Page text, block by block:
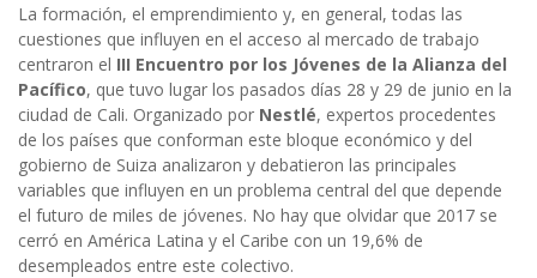
La formación, el emprendimiento y, en general, todas las
cuestiones que influyen en el acceso al mercado de trabajo
centraron el III Encuentro por los Jóvenes de la Alianza del
Pacífico, que tuvo lugar los pasados días 28 y 29 de junio en la
ciudad de Cali. Organizado por Nestlé, expertos procedentes
de los países que conforman este bloque económico y del
gobierno de Suiza analizaron y debatieron las principales
variables que influyen en un problema central del que depende
el futuro de miles de jóvenes. No hay que olvidar que 2017 se
cerró en América Latina y el Caribe con un 19,6% de
desempleados entre este colectivo.